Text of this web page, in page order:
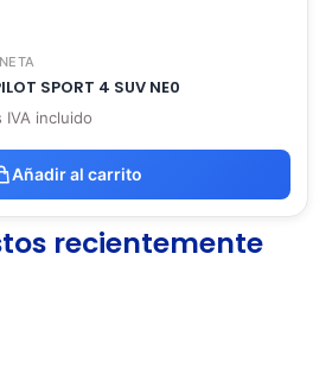
SPORT 4 SUV NE0
IVA incluido
Añadir al carrito
recientemente